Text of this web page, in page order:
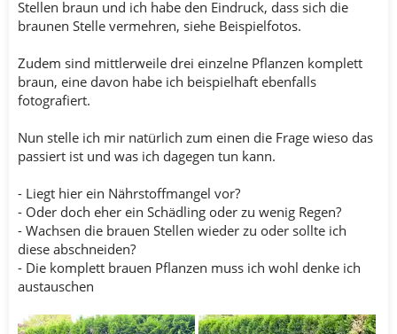
Stellen braun und ich habe den Eindruck, dass sich die
braunen Stelle vermehren, siehe Beispielfotos.
Zudem sind mittlerweile drei einzelne Pflanzen komplett
braun, eine davon habe ich beispielhaft ebenfalls
fotografiert.
Nun stelle ich mir natürlich zum einen die Frage wieso das
passiert ist und was ich dagegen tun kann.
- Liegt hier ein Nährstoffmangel vor?
- Oder doch eher ein Schädling oder zu wenig Regen?
- Wachsen die brauen Stellen wieder zu oder sollte ich
diese abschneiden?
- Die komplett brauen Pflanzen muss ich wohl denke ich
austauschen